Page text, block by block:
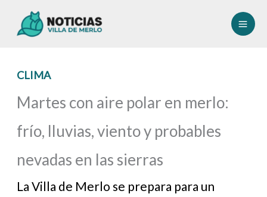
CLIMA
Martes con aire polar en merlo:
frío, lluvias, viento y probables
nevadas en las sierras
La Villa de Merlo se prepara para un